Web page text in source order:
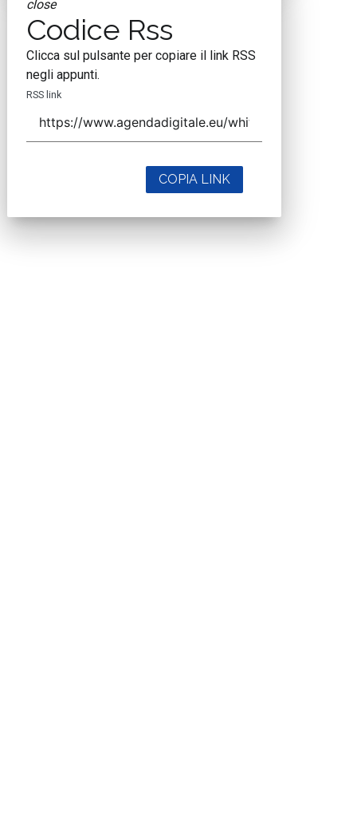
close
Codice Rss
Clicca sul pulsante per copiare il link RSS
negli appunti.
RSS link
COPIA LINK